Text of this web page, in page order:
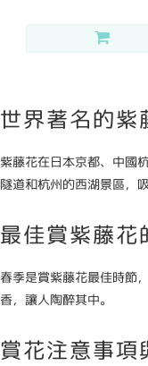
世界著名的紫
紫藤花在日本京都、中國
隧道和杭州的西湖景區，
最佳賞紫藤花
春季是賞紫藤花最佳時節
香，讓人陶醉其中。
賞花注意事項